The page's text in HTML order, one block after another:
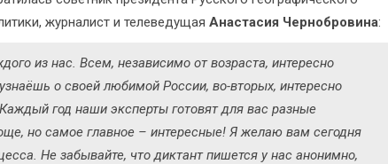
журналист и телеведущая Анастасия Чернобровина:
из нас. Всем, независимо от возраста, интересно
о своей любимой России, во-вторых, интересно
год наши эксперты готовят для вас разные
но самое главное – интересные! Я желаю вам сегодня
Не забывайте, что диктант пишется у нас анонимно,